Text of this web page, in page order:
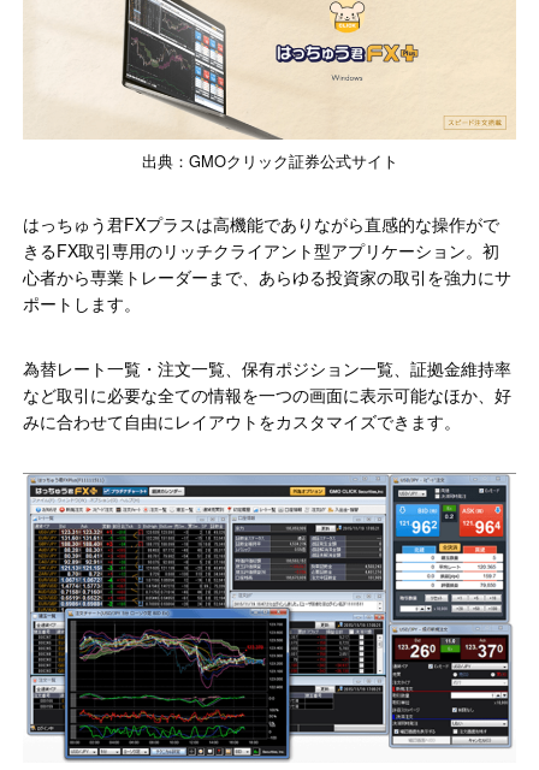
出典：GMOクリック証券公式サイト
はっちゅう君FXプラスは高機能でありながら直感的な操作がで
きるFX取引専用のリッチクライアント型アプリケーション。初
心者から専業トレーダーまで、あらゆる投資家の取引を強力にサ
ポートします。
為替レート一覧・注文一覧、保有ポジション一覧、証拠金維持率
など取引に必要な全ての情報を一つの画面に表示可能なほか、好
みに合わせて自由にレイアウトをカスタマイズできます。